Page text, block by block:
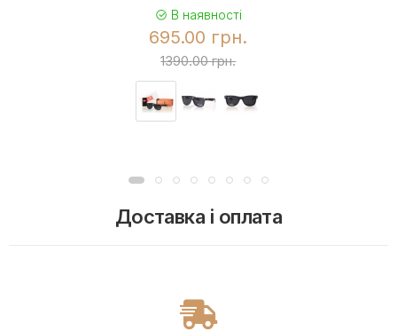
В наявності
695.00 грн.
1390.00 грн.
Доставка і оплата